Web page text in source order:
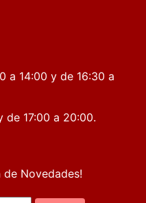
a 14:00 y de 16:30 a
de 17:00 a 20:00.
de Novedades!